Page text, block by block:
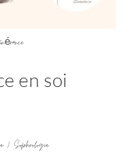
en soi
/ Sophrologie